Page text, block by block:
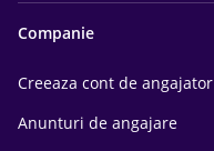
Companie
Creeaza cont de angajator
Anunturi de angajare